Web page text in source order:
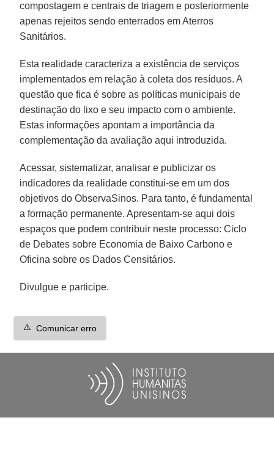
compostagem e centrais de triagem e posteriormente
apenas rejeitos sendo enterrados em Aterros
Sanitários.
Esta realidade caracteriza a existência de serviços
implementados em relação à coleta dos resíduos. A
questão que fica é sobre as políticas municipais de
destinação do lixo e seu impacto com o ambiente.
Estas informações apontam a importância da
complementação da avaliação aqui introduzida.
Acessar, sistematizar, analisar e publicizar os
indicadores da realidade constitui-se em um dos
objetivos do ObservaSinos. Para tanto, é fundamental
a formação permanente. Apresentam-se aqui dois
espaços que podem contribuir neste processo: Ciclo
de Debates sobre Economia de Baixo Carbono e
Oficina sobre os Dados Censitários.
Divulgue e participe.
⚠️ Comunicar erro